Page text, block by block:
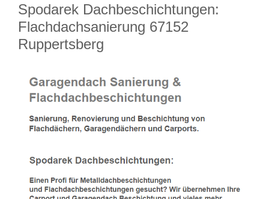
Spodarek Dachbeschichtungen:
Flachdachsanierung 67152
Ruppertsberg